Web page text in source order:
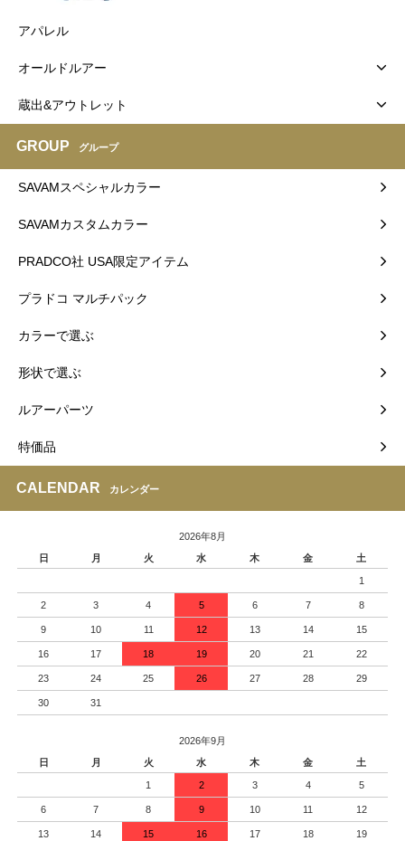
アパレル
オールドルアー
蔵出&アウトレット
GROUP グループ
SAVAMスペシャルカラー
SAVAMカスタムカラー
PRADCO社 USA限定アイテム
プラドコ マルチパック
カラーで選ぶ
形状で選ぶ
ルアーパーツ
特価品
CALENDAR カレンダー
2026年8月
日
月 火 水 木 金 土
1
2 3 4 5 6 7 8
9 10 11 12 13 14 15
16 17 18 19 20 21 22
23 24 25 26 27 28 29
30 31
2026年9月
日
月 火 水 木 金 土
1 2 3 4 5
6 7 8 9 10 11 12
13 14 15 16 17 18 19